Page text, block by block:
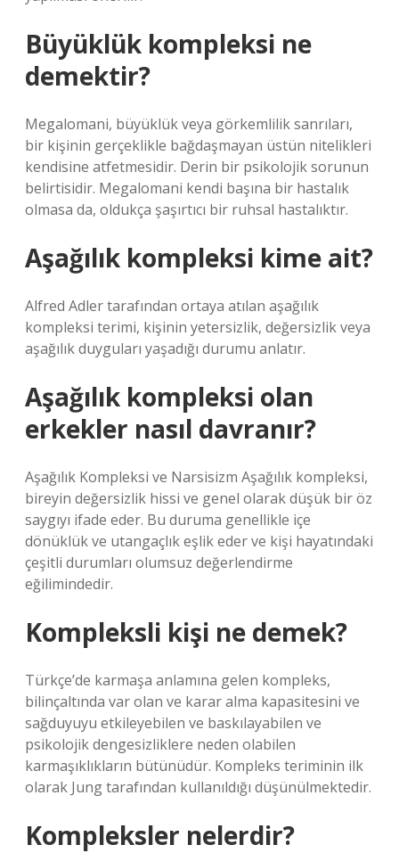
Büyüklük kompleksi ne
demektir?
Megalomani, büyüklük veya görkemlilik sanrıları,
bir kişinin gerçeklikle bağdaşmayan üstün nitelikleri
kendisine atfetmesidir. Derin bir psikolojik sorunun
belirtisidir. Megalomani kendi başına bir hastalık
olmasa da, oldukça şaşırtıcı bir ruhsal hastalıktır.
Aşağılık kompleksi kime ait?
Alfred Adler tarafından ortaya atılan aşağılık
kompleksi terimi, kişinin yetersizlik, değersizlik veya
aşağılık duyguları yaşadığı durumu anlatır.
Aşağılık kompleksi olan
erkekler nasıl davranır?
Aşağılık Kompleksi ve Narsisizm Aşağılık kompleksi,
bireyin değersizlik hissi ve genel olarak düşük bir öz
saygıyı ifade eder. Bu duruma genellikle içe
dönüklük ve utangaçlık eşlik eder ve kişi hayatındaki
çeşitli durumları olumsuz değerlendirme
eğilimindedir.
Kompleksli kişi ne demek?
Türkçe’de karmaşa anlamına gelen kompleks,
bilinçaltında var olan ve karar alma kapasitesini ve
sağduyuyu etkileyebilen ve baskılayabilen ve
psikolojik dengesizliklere neden olabilen
karmaşıklıkların bütünüdür. Kompleks teriminin ilk
olarak Jung tarafından kullanıldığı düşünülmektedir.
Kompleksler nelerdir?